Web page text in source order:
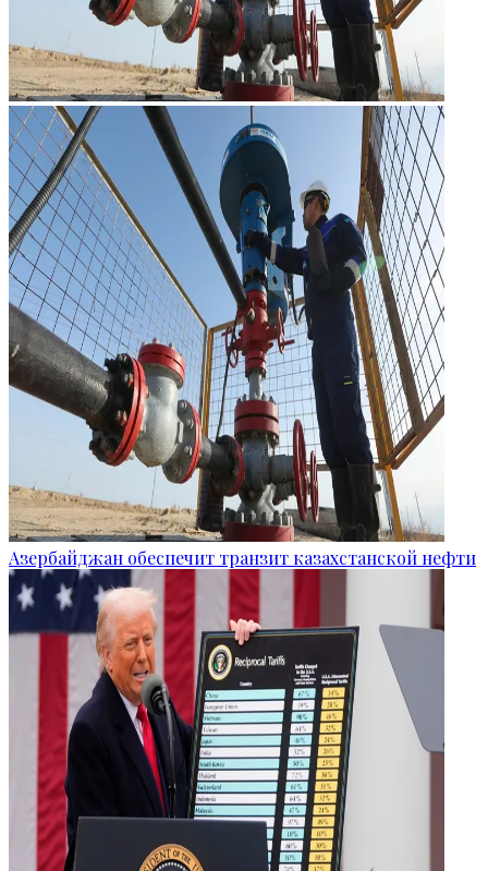
Азербайджан обеспечит транзит казахстанской нефти